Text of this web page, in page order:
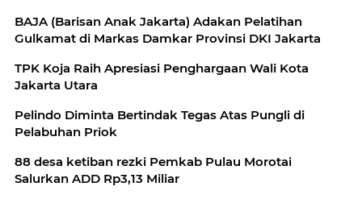
BAJA (Barisan Anak Jakarta) Adakan Pelatihan
Gulkamat di Markas Damkar Provinsi DKI Jakarta
TPK Koja Raih Apresiasi Penghargaan Wali Kota
Jakarta Utara
Pelindo Diminta Bertindak Tegas Atas Pungli di
Pelabuhan Priok
88 desa ketiban rezki Pemkab Pulau Morotai
Salurkan ADD Rp3,13 Miliar